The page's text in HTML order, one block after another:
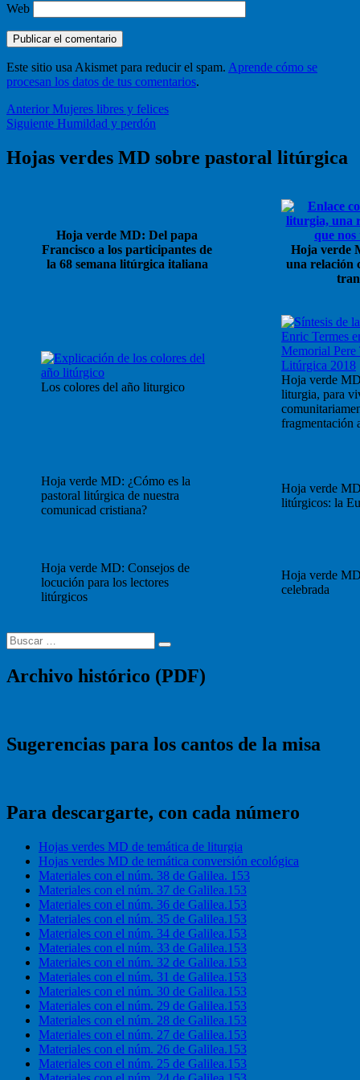
Web
Este sitio usa Akismet para reducir el spam. Aprende cómo se
procesan los datos de tus comentarios.
Navegación
de
entradas
Anterior Entrada
anterior:
Mujeres libres y felices
Siguiente Entrada
Humildad y perdón
Hojas verdes MD sobre pastoral litúrgica
Hoja verde MD: Del papa
Francisco a los participantes de
la 68 semana litúrgica italiana
Hoja verde
una relación
Los colores del año liturgico
Hoja verde
liturgia, para
fragmentación
Hoja verde MD: ¿Cómo es la
pastoral litúrgica de nuestra
comunicad cristiana?
Hoja verde
litúrgicos: la
Hoja verde MD: Consejos de
locución para los lectores
litúrgicos
Hoja verde
celebrada
Buscar
por:
Buscar
Archivo histórico (PDF)
Sugerencias para los cantos de la misa
Para descargarte, con cada número
Hojas verdes MD de temática de liturgia
Hojas verdes MD de temática conversión ecológica
Materiales con el núm. 38 de Galilea. 153
Materiales con el núm. 37 de Galilea.153
Materiales con el núm. 36 de Galilea.153
Materiales con el núm. 35 de Galilea.153
Materiales con el núm. 34 de Galilea.153
Materiales con el núm. 33 de Galilea.153
Materiales con el núm. 32 de Galilea.153
Materiales con el núm. 31 de Galilea.153
Materiales con el núm. 30 de Galilea.153
Materiales con el núm. 29 de Galilea.153
Materiales con el núm. 28 de Galilea.153
Materiales con el núm. 27 de Galilea.153
Materiales con el núm. 26 de Galilea.153
Materiales con el núm. 25 de Galilea.153